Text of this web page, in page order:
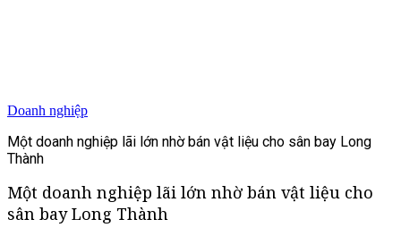
Doanh nghiệp
Một doanh nghiệp lãi lớn nhờ bán vật liệu cho sân bay Long
Thành
Một doanh nghiệp lãi lớn nhờ bán vật liệu cho
sân bay Long Thành